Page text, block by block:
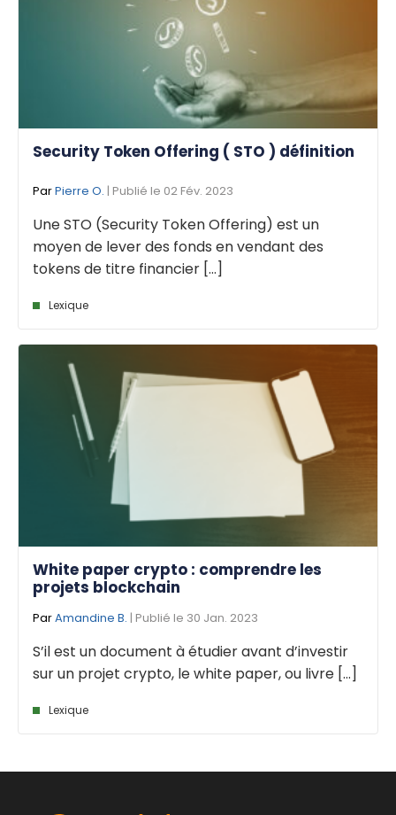
Security Token Offering ( STO ) définition
ParPierre O. | Publié le 02 Fév. 2023
Une STO (Security Token Offering) est un
moyen de lever des fonds en vendant des
tokens de titre financier [...]
Lexique
White paper crypto : comprendre les
projets blockchain
ParAmandine B. | Publié le 30 Jan. 2023
S’il est un document à étudier avant d’investir
sur un projet crypto, le white paper, ou livre [...]
Lexique